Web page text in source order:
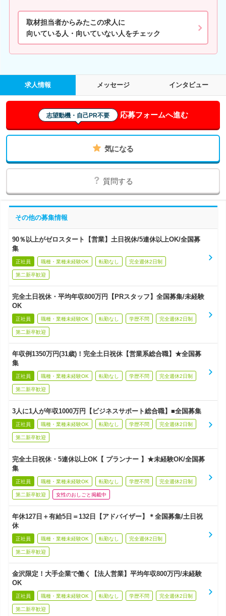
取材担当者からみたこの求人に
向いている人・向いていない人をチェック
求人情報 メッセージ インタビュー
志望動機・自己PR不要 応募フォームへ進む
気になる
質問する
その他の募集情報
90％以上がゼロスタート【営業】土日祝休/5連休以上OK/全国募
集
正社員 職種・業種未経験OK 転勤なし 完全週休2日制
第二新卒歓迎
完全土日祝休・平均年収800万円【PRスタッフ】全国募集/未経験
OK
正社員 職種・業種未経験OK 転勤なし 学歴不問 完全週休2日制
第二新卒歓迎
年収例1350万円(31歳)！完全土日祝休【営業系総合職】★全国募
集
正社員 職種・業種未経験OK 転勤なし 学歴不問 完全週休2日制
第二新卒歓迎
3人に1人が年収1000万円【ビジネスサポート総合職】■全国募集
正社員 職種・業種未経験OK 転勤なし 学歴不問 完全週休2日制
第二新卒歓迎
完全土日祝休・5連休以上OK【 プランナー 】★未経験OK/全国募
集
正社員 職種・業種未経験OK 転勤なし 学歴不問 完全週休2日制
第二新卒歓迎 女性のおしごと掲載中
年休127日＋有給5日＝132日【アドバイザー】＊全国募集/土日祝
休
正社員 職種・業種未経験OK 転勤なし 完全週休2日制
第二新卒歓迎
金沢限定！大手企業で働く【法人営業】平均年収800万円/未経験
OK
正社員 職種・業種未経験OK 転勤なし 学歴不問 完全週休2日制
第二新卒歓迎